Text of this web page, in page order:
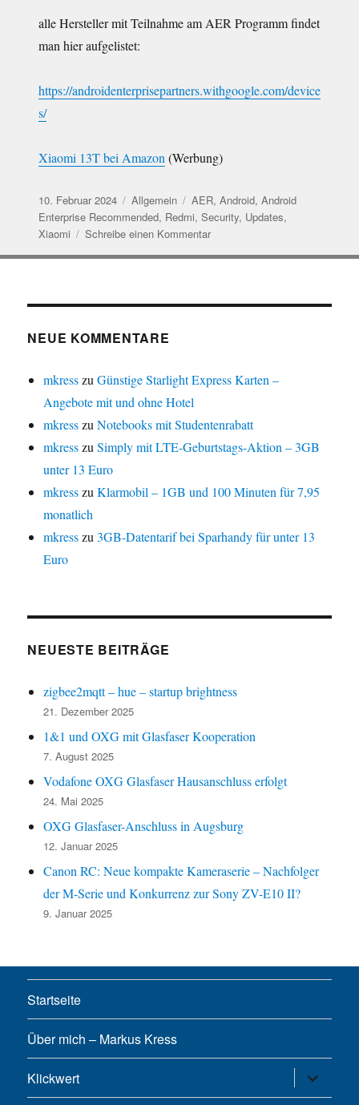
alle Hersteller mit Teilnahme am AER Programm findet
man hier aufgelistet:
https://androidenterprisepartners.withgoogle.com/device
s/
Xiaomi 13T bei Amazon (Werbung)
Veröffentlicht
am
10. Februar 2024 Kategorien
Allgemein Schlagwörter
AER, Android, Android
Enterprise Recommended, Redmi, Security, Updates,
Xiaomi
Schreibe einen Kommentarzu
Recommended
NEUE KOMMENTARE
mkresszuGünstige Starlight Express Karten –
Angebote mit und ohne Hotel
mkresszuNotebooks mit Studentenrabatt
mkresszuSimply mit LTE-Geburtstags-Aktion – 3GB
unter 13 Euro
mkresszuKlarmobil – 1GB und 100 Minuten für 7,95
monatlich
mkresszu3GB-Datentarif bei Sparhandy für unter 13
Euro
NEUESTE BEITRÄGE
zigbee2mqtt – hue – startup brightness
21. Dezember 2025
1&1 und OXG mit Glasfaser Kooperation
7. August 2025
Vodafone OXG Glasfaser Hausanschluss erfolgt
24. Mai 2025
OXG Glasfaser-Anschluss in Augsburg
12. Januar 2025
Canon RC: Neue kompakte Kameraserie – Nachfolger
der M-Serie und Konkurrenz zur Sony ZV-E10 II?
9. Januar 2025
Startseite
Über mich – Markus Kress
Klickwert
öffnen